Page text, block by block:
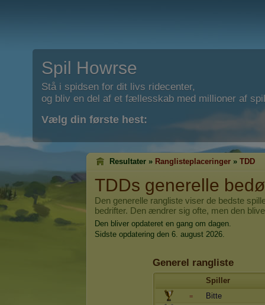
Spil Howrse
Stå i spidsen for dit livs ridecenter,
og bliv en del af et fællesskab med millioner af
Vælg din første hest:
Resultater » Ranglisteplaceringer » TDD
TDDs generelle
Den generelle rangliste viser de bedste
bedrifter. Den ændrer sig ofte, men den
Den bliver opdateret en gang om dagen.
Sidste opdatering den 6. august 2026.
Generel rangliste
Spiller
= Bitte